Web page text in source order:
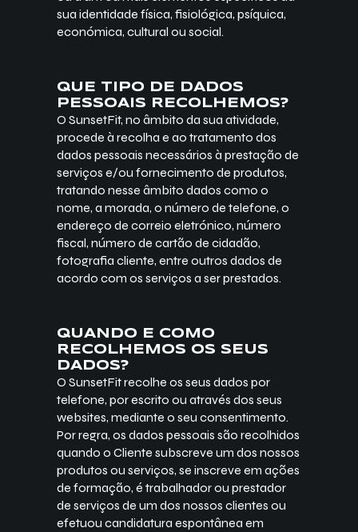
sua identidade física, fisiológica, psíquica,
económica, cultural ou social.
QUE TIPO DE DADOS
PESSOAIS RECOLHEMOS?
O SunsetFit, no âmbito da sua atividade,
procede à recolha e ao tratamento dos
dados pessoais necessários à prestação de
serviços e/ou fornecimento de produtos,
tratando nesse âmbito dados como o
nome, a morada, o número de telefone, o
endereço de correio eletrónico, número
fiscal, número de cartão de cidadão,
fotografia cliente, entre outros dados de
acordo com os serviços a ser prestados.
QUANDO E COMO
RECOLHEMOS OS SEUS
DADOS?
O SunsetFit recolhe os seus dados por
telefone, por escrito ou através dos seus
websites, mediante o seu consentimento.
Por regra, os dados pessoais são recolhidos
quando o Cliente subscreve um dos nossos
produtos ou serviços, se inscreve em ações
de formação, é trabalhador ou prestador
de serviços de um dos nossos clientes ou
efetuou candidatura espontânea em